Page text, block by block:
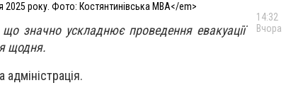
2025 року. Фото: Костянтинівська МВА</em>
що значно ускладнює проведення евакуації
щодня.
14:32
Вчора